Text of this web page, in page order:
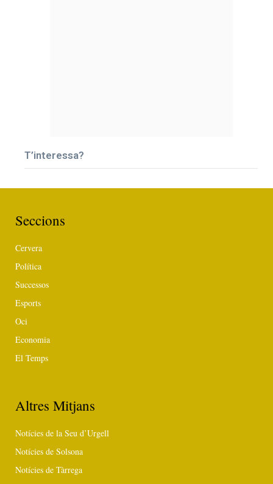
T’interessa?
Seccions
Cervera
Política
Successos
Esports
Oci
Economia
El Temps
Altres Mitjans
Notícies de la Seu d’Urgell
Notícies de Solsona
Notícies de Tàrrega